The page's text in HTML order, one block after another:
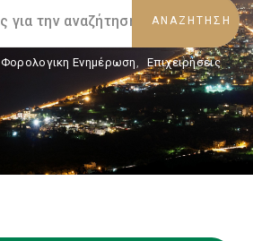
Φορολογικη Ενημέρωση, Επιχειρήσεις